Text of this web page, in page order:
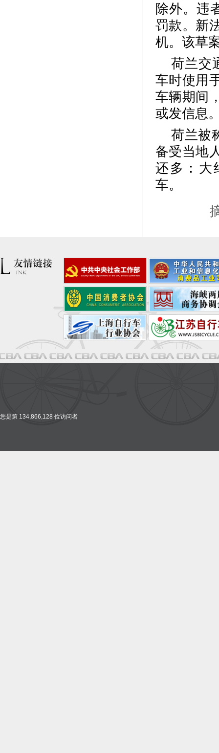
除外。违
罚款。新
机。该草
荷兰交
车时使用
车辆期间
或发信息
荷兰被
备受当地
还多：大
车。
您是第 134,866,128 位访问者